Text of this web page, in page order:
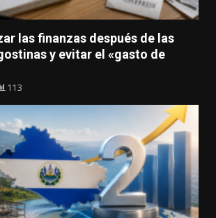
las finanzas después de las
y evitar el «gasto de
113